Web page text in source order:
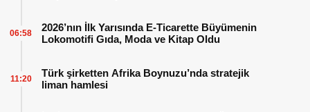
2026’nın İlk Yarısında E-Ticarette Büyümenin
Lokomotifi Gıda, Moda ve Kitap Oldu
06:58
Türk şirketten Afrika Boynuzu’nda stratejik
liman hamlesi
11:20